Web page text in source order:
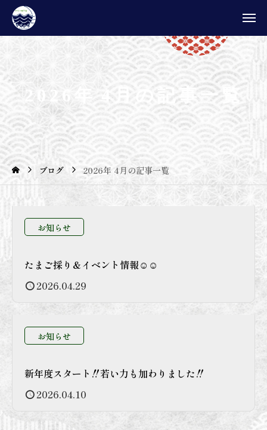
2 0 2 6 4 月 の 記事一覧
ブログ 2026年 4月の記事一覧
お知らせ
たまご採り＆イベント情報☺☺
2026.04.29
お知らせ
新年度スタート‼若い力も加わりました‼
2026.04.10